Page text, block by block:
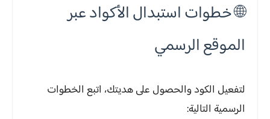
🌐 خطوات استبدال الأكواد عبر
الموقع الرسمي
لتفعيل الكود والحصول على هديتك، اتبع الخطوات
الرسمية التالية: